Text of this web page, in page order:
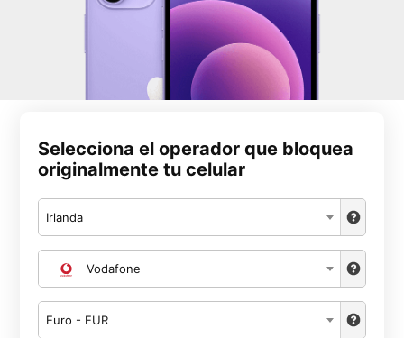
Selecciona el operador que bloquea
originalmente tu celular
Irlanda
Vodafone
Euro - EUR